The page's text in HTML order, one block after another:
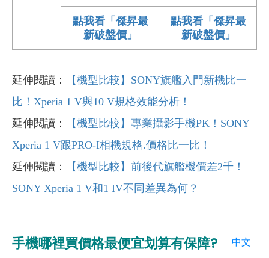
點我看「傑昇最
新破盤價」
點我看「傑昇最
新破盤價」
延伸閱讀：
【機型比較】SONY旗艦入門新機比一
比！Xperia 1 V與10 V規格效能分析！
延伸閱讀：
【機型比較】專業攝影手機PK！SONY
Xperia 1 V跟PRO-I相機規格.價格比一比！
延伸閱讀：
【機型比較】前後代旗艦機價差2千！
SONY Xperia 1 V和1 IV不同差異為何？
手機哪裡買價格最便宜划算有保障? 中文